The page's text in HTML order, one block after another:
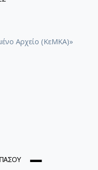
Αρχείο (ΚεΜΚΑ)»